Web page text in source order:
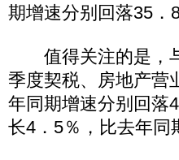
期增速分别回落35．
值得关注的是，与
季度契税、房地产营
年同期增速分别回落
长4．5％，比去年同